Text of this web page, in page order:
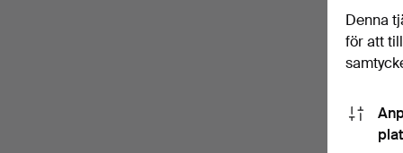
Denna
för att